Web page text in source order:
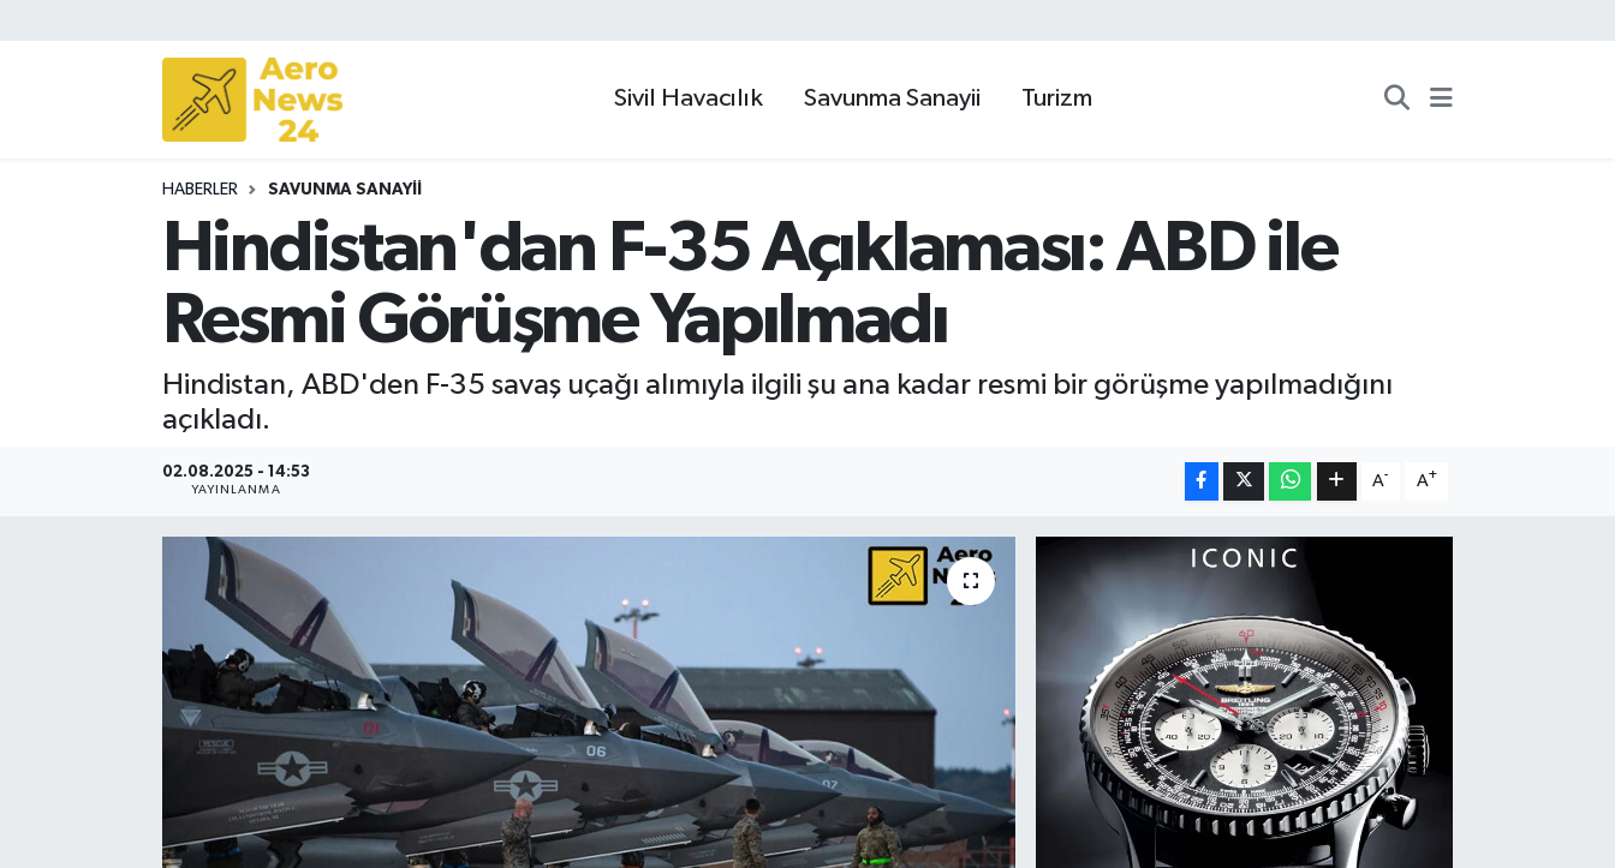
Sivil Havacılık Savunma Sanayii Turizm
HABERLER SAVUNMA SANAYII
Hindistan'dan F-35 Açıklaması: ABD ile
Resmi Görüşme Yapılmadı
Hindistan, ABD'den F-35 savaş uçağı alımıyla ilgili şu ana kadar resmi bir görüşme yapılmadığını
açıkladı.
02.08.2025 - 14:53
YAYINLANMA
A- A+
Sivil Havacılık